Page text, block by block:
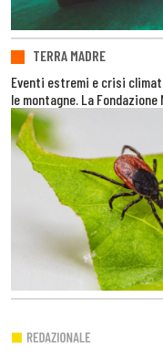
TERRA MADRE
Eventi estremi e crisi
le montagne. La